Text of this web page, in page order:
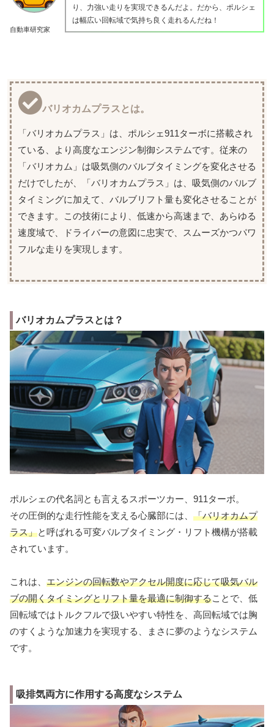
自動車研究家
り、力強い走りを実現できるんだよ。だから、ポルシェ
は幅広い回転域で気持ち良く走れるんだね！
バリオカムプラスとは。
「バリオカムプラス」は、ポルシェ911ターボに搭載され
ている、より高度なエンジン制御システムです。従来の
「バリオカム」は吸気側のバルブタイミングを変化させる
だけでしたが、「バリオカムプラス」は、吸気側のバルブ
タイミングに加えて、バルブリフト量も変化させることが
できます。この技術により、低速から高速まで、あらゆる
速度域で、ドライバーの意図に忠実で、スムーズかつパワ
フルな走りを実現します。
バリオカムプラスとは？
ポルシェの代名詞とも言えるスポーツカー、911ターボ。
その圧倒的な走行性能を支える心臓部には、 「バリオカムプ
ラス」と呼ばれる可変バルブタイミング・リフト機構が搭載
されています。
これは、 エンジンの回転数やアクセル開度に応じて吸気バル
ブの開くタイミングとリフト量を最適に制御することで、低
回転域ではトルクフルで扱いやすい特性を、高回転域では胸
のすくような加速力を実現する、まさに夢のようなシステム
です。
吸排気両方に作用する高度なシステム